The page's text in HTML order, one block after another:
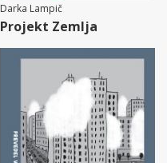
Darka Lampič
Projekt Zemlja